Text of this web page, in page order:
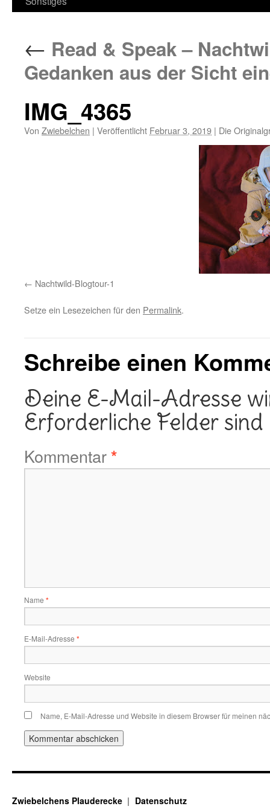
← Read & Speak –
Gedanken aus der Sicht
IMG_4365
Von Zwiebelchen | Veröffentlicht Februar 3, 2019 | Die
Nachtwild-Blogtour-1
Setze ein Lesezeichen für den Permalink.
Schreibe einen
Deine E-Mail-Adresse
Erforderliche Felder
Kommentar*
Name *
E-Mail-Adresse *
Website
Name, E-Mail-Adresse und Website in diesem Browser für meinen
Zwiebelchens Plauderecke Datenschutz